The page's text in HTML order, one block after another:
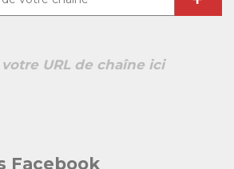
URL de chaîne ici
Facebook